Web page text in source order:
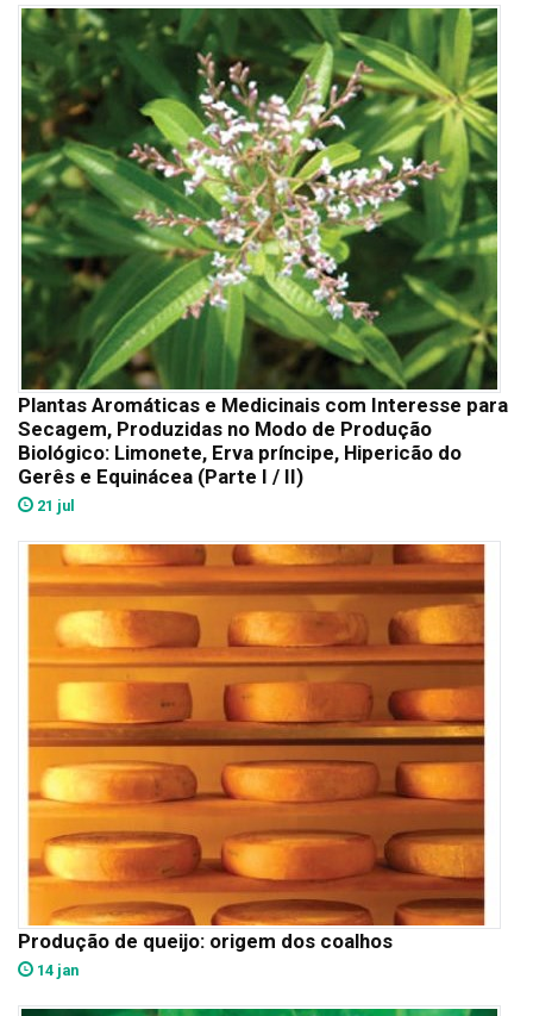
Plantas Aromáticas e Medicinais com Interesse para
Secagem, Produzidas no Modo de Produção
Biológico: Limonete, Erva príncipe, Hipericão do
Gerês e Equinácea (Parte I / II)
21 jul
Produção de queijo: origem dos coalhos
14 jan